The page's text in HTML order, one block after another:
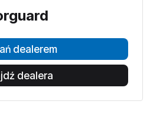
dealerem
dealera